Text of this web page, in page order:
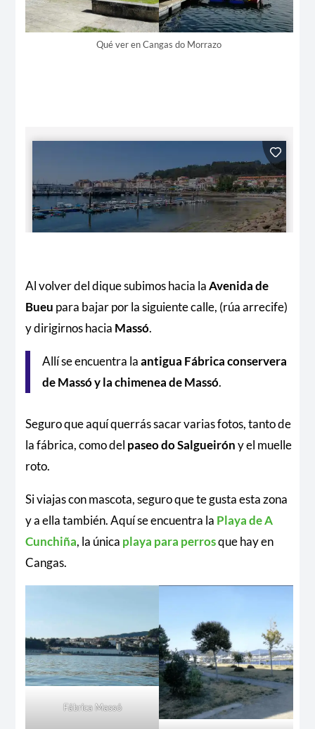
Qué ver en Cangas do Morrazo
Al volver del dique subimos hacia laAvenida de
Bueu para bajar por la siguiente calle, (rúa arrecife)
y dirigirnos hacia Massó.
Allí se encuentra laantigua Fábrica conservera
de Massó y la chimenea de Massó.
Seguro que aquí querrás sacar varias fotos, tanto de
la fábrica, como del paseo do Salgueiróny el muelle
roto.
Si viajas con mascota, seguro que te gusta esta zona
y a ella también. Aquí se encuentra la Playa de A
Cunchiña, la única playa para perrosque hay en
Cangas.
Fábrica Massó